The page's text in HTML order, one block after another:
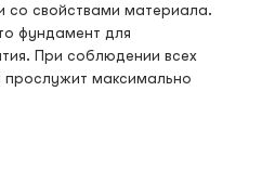
со свойствами материала.
фундамент для
При соблюдении всех
прослужит максимально